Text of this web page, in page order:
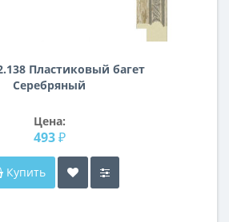
Пластиковый багет
Серебряный
Цена:
493 ₽
Купить